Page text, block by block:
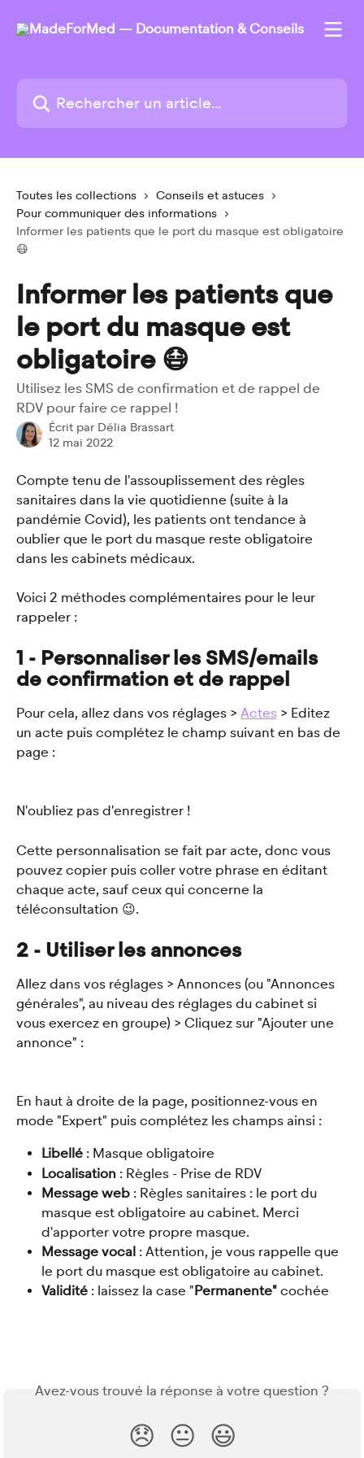
Rechercher un article...
Toutes les collections
Conseils et astuces
Pour communiquer des informations
Informer les patients que le port du masque est obligatoire
😷
Informer les patients que
le port du masque est
obligatoire 😷
Utilisez les SMS de confirmation et de rappel de
RDV pour faire ce rappel !
Écrit par Délia Brassart
12 mai 2022
Compte tenu de l'assouplissement des règles
sanitaires dans la vie quotidienne (suite à la
pandémie Covid), les patients ont tendance à
oublier que le port du masque reste obligatoire
dans les cabinets médicaux.
Voici 2 méthodes complémentaires pour le leur
rappeler :
1 - Personnaliser les SMS/emails
de confirmation et de rappel
Pour cela, allez dans vos réglages > Actes > Editez
un acte puis complétez le champ suivant en bas de
page :
N'oubliez pas d'enregistrer !
Cette personnalisation se fait par acte, donc vous
pouvez copier puis coller votre phrase en éditant
chaque acte, sauf ceux qui concerne la
téléconsultation 😉.
2 - Utiliser les annonces
Allez dans vos réglages > Annonces (ou "Annonces
générales", au niveau des réglages du cabinet si
vous exercez en groupe) > Cliquez sur "Ajouter une
annonce" :
En haut à droite de la page, positionnez-vous en
mode "Expert" puis complétez les champs ainsi :
Libellé : Masque obligatoire
Localisation : Règles - Prise de RDV
Message web : Règles sanitaires : le port du
masque est obligatoire au cabinet. Merci
d'apporter votre propre masque.
Message vocal : Attention, je vous rappelle que
le port du masque est obligatoire au cabinet.
Validité : laissez la case " Permanente" cochée
Avez-vous trouvé la réponse à votre question ?
😞 😐 😃